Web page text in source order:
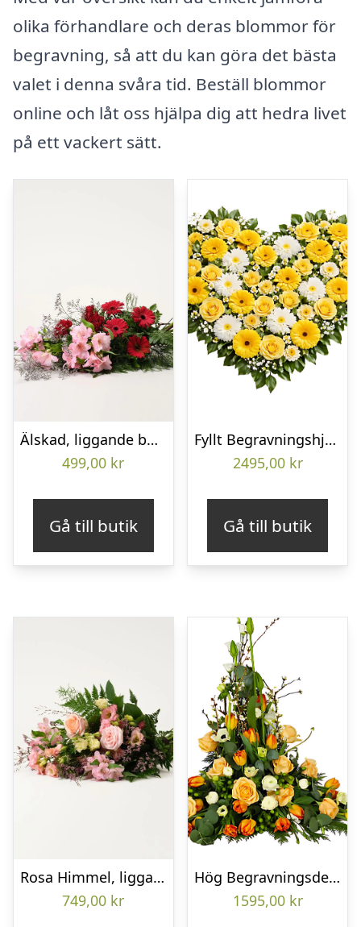
olika förhandlare och deras blommor för
begravning, så att du kan göra det bästa
valet i denna svåra tid. Beställ blommor
online och låt oss hjälpa dig att hedra livet
på ett vackert sätt.
Älskad, liggande bukett
499,00 kr
Gå till butik
Fyllt Begravningshjärta
2495,00 kr
Gå till butik
Rosa Himmel, liggande bukett
749,00 kr
Hög Begravningsdekoration
1595,00 kr